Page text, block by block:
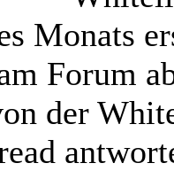
Monats
Forum
der